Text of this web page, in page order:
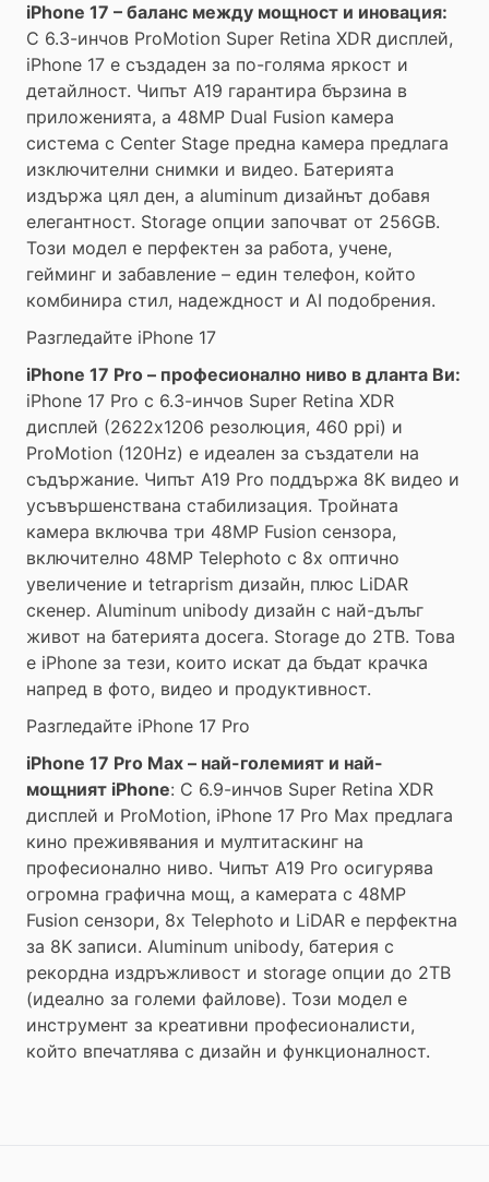
iPhone 17 – баланс между мощност и иновация:
С 6.3-инчов ProMotion Super Retina XDR дисплей,
iPhone 17 е създаден за по-голяма яркост и
детайлност. Чипът A19 гарантира бързина в
приложенията, а 48MP Dual Fusion камера
система с Center Stage предна камера предлага
изключителни снимки и видео. Батерията
издържа цял ден, а aluminum дизайнът добавя
елегантност. Storage опции започват от 256GB.
Този модел е перфектен за работа, учене,
гейминг и забавление – един телефон, който
комбинира стил, надеждност и AI подобрения.
Разгледайте iPhone 17
iPhone 17 Pro – професионално ниво в дланта Ви:
iPhone 17 Pro с 6.3-инчов Super Retina XDR
дисплей (2622x1206 резолюция, 460 ppi) и
ProMotion (120Hz) е идеален за създатели на
съдържание. Чипът A19 Pro поддържа 8K видео и
усъвършенствана стабилизация. Тройната
камера включва три 48MP Fusion сензора,
включително 48MP Telephoto с 8x оптично
увеличение и tetraprism дизайн, плюс LiDAR
скенер. Aluminum unibody дизайн с най-дълъг
живот на батерията досега. Storage до 2TB. Това
е iPhone за тези, които искат да бъдат крачка
напред в фото, видео и продуктивност.
Разгледайте iPhone 17 Pro
iPhone 17 Pro Max – най-големият и най-
мощният iPhone: С 6.9-инчов Super Retina XDR
дисплей и ProMotion, iPhone 17 Pro Max предлага
кино преживявания и мултитаскинг на
професионално ниво. Чипът A19 Pro осигурява
огромна графична мощ, а камерата с 48MP
Fusion сензори, 8x Telephoto и LiDAR е перфектна
за 8K записи. Aluminum unibody, батерия с
рекордна издръжливост и storage опции до 2TB
(идеално за големи файлове). Този модел е
инструмент за креативни професионалисти,
който впечатлява с дизайн и функционалност.